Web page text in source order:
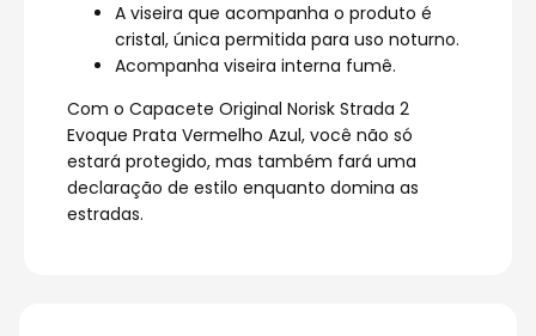
A viseira que acompanha o produto é
cristal, única permitida para uso noturno.
Acompanha viseira interna fumê.
Com o Capacete Original Norisk Strada 2
Evoque Prata Vermelho Azul, você não só
estará protegido, mas também fará uma
declaração de estilo enquanto domina as
estradas.